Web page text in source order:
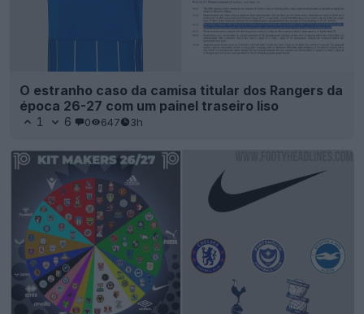
O estranho caso da camisa titular dos Rangers da
época 26-27 com um painel traseiro liso
1 6 0 647 3h